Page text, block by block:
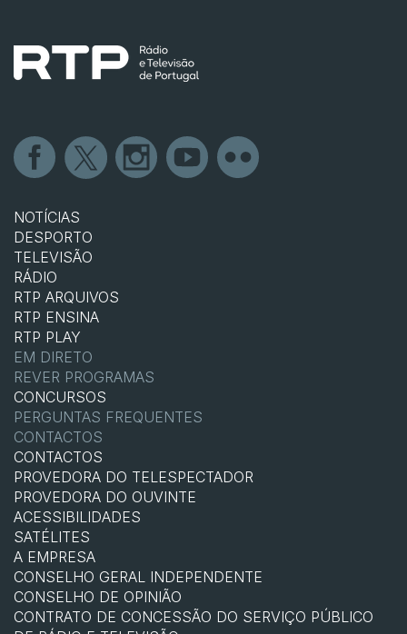
NOTÍCIAS
DESPORTO
TELEVISÃO
RÁDIO
RTP ARQUIVOS
RTP ENSINA
RTP PLAY
EM DIRETO
REVER PROGRAMAS
CONCURSOS
PERGUNTAS FREQUENTES
CONTACTOS
CONTACTOS
PROVEDORA DO TELESPECTADOR
PROVEDORA DO OUVINTE
ACESSIBILIDADES
SATÉLITES
A EMPRESA
CONSELHO GERAL INDEPENDENTE
CONSELHO DE OPINIÃO
CONTRATO DE CONCESSÃO DO SERVIÇO PÚBLICO